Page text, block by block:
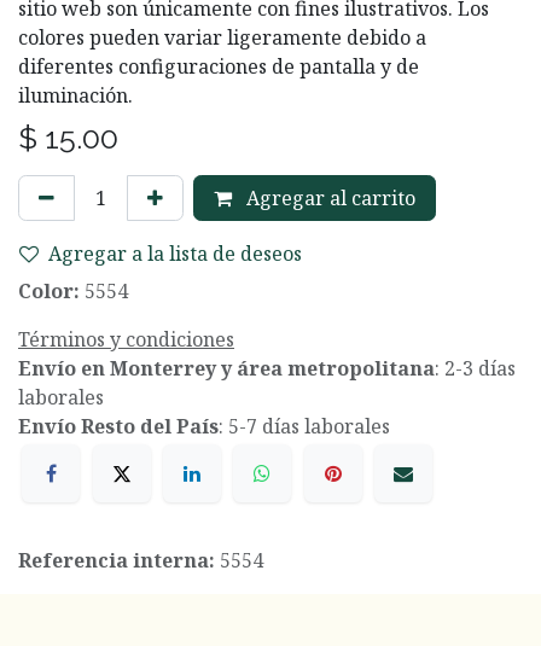
sitio web son únicamente con fines ilustrativos. Los
colores pueden variar ligeramente debido a
diferentes configuraciones de pantalla y de
iluminación.
$ 15.00
Agregar al carrito
Agregar a la lista de deseos
Color: 5554
Términos y condiciones
Envío en Monterrey y área metropolitana: 2-3 días
laborales
Envío Resto del País: 5-7 días laborales
Referencia interna: 5554